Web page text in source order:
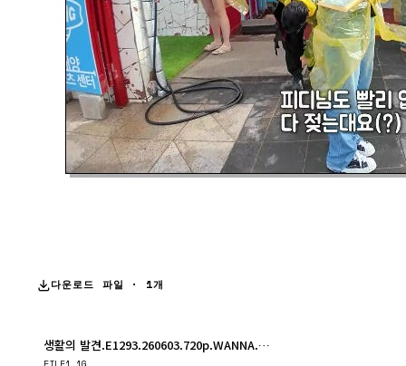
다운로드 파일 · 1개
생활의 발견.E1293.260603.720p.WANNA.mp4